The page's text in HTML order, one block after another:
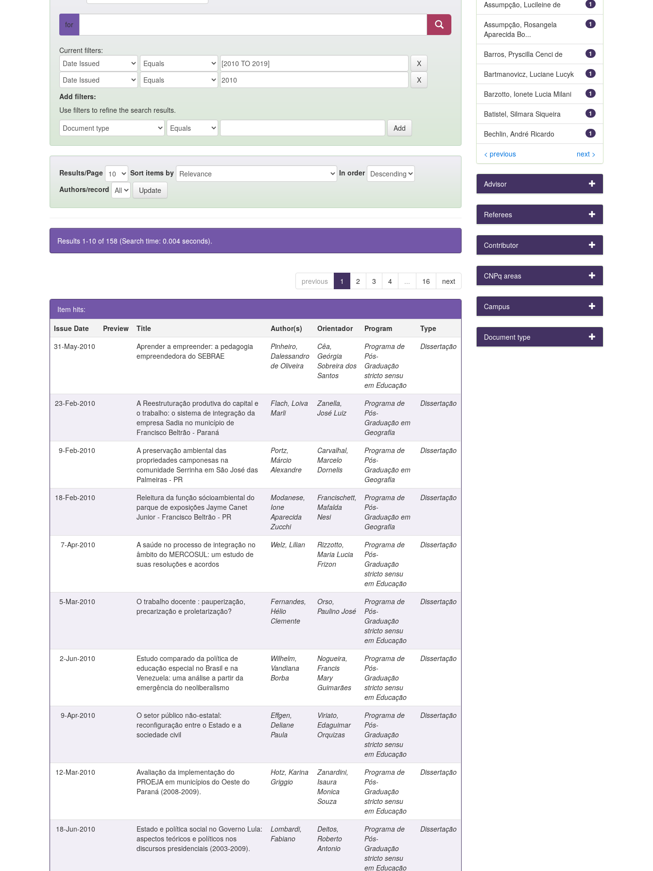
for
Current filters:
Add filters:
Use filters to refine the search results.
Results/Page Sort items by
In order
Authors/record
Results 1-10 of 158 (Search time: 0.004 seconds).
previous 1 2 3 4 ... 16 next
Item hits:
Issue Date
Preview Title Author(s) Orientador Program
Type
31-May-2010
Aprender a empreender: a pedagogia
empreendedora do SEBRAE
Pinheiro,
Dalessandro
de Oliveira
Cêa,
Geórgia
Sobreira dos
Santos
Programa de
Pós-
Graduação
stricto sensu
em Educação
Dissertação
23-Feb-2010
A Reestruturação produtiva do capital e
o trabalho: o sistema de integração da
empresa Sadia no município de
Francisco Beltrão - Paraná
Flach, Loiva
Marli
Zanella,
José Luiz
Programa de
Pós-
Graduação em
Geografia
Dissertação
9-Feb-2010
A preservação ambiental das
propriedades camponesas na
comunidade Serrinha em São José das
Palmeiras - PR
Portz,
Márcio
Alexandre
Carvalhal,
Marcelo
Dornelis
Programa de
Pós-
Graduação em
Geografia
Dissertação
18-Feb-2010
Releitura da função sócioambiental do
parque de exposições Jayme Canet
Junior - Francisco Beltrão - PR
Modanese,
Ione
Aparecida
Zucchi
Francischett,
Mafalda
Nesi
Programa de
Pós-
Graduação em
Geografia
Dissertação
7-Apr-2010
A saúde no processo de integração no
âmbito do MERCOSUL: um estudo de
suas resoluções e acordos
Welz, Lilian
Rizzotto,
Maria Lucia
Frizon
Programa de
Pós-
Graduação
stricto sensu
em Educação
Dissertação
5-Mar-2010
O trabalho docente : pauperização,
precarização e proletarização?
Fernandes,
Hélio
Clemente
Orso,
Paulino José
Programa de
Pós-
Graduação
stricto sensu
em Educação
Dissertação
2-Jun-2010
Estudo comparado da política de
educação especial no Brasil e na
Venezuela: uma análise a partir da
emergência do neoliberalismo
Wilhelm,
Vandiana
Borba
Nogueira,
Francis
Mary
Guimarães
Programa de
Pós-
Graduação
stricto sensu
em Educação
Dissertação
9-Apr-2010
O setor público não-estatal:
reconfiguração entre o Estado e a
sociedade civil
Effgen,
Deliane
Paula
Viriato,
Edaguimar
Orquizas
Programa de
Pós-
Graduação
stricto sensu
em Educação
Dissertação
12-Mar-2010
Avaliação da implementação do
PROEJA em municípios do Oeste do
Paraná (2008-2009).
Hotz, Karina
Griggio
Zanardini,
Isaura
Monica
Souza
Programa de
Pós-
Graduação
stricto sensu
em Educação
Dissertação
18-Jun-2010
Estado e política social no Governo Lula:
aspectos teóricos e políticos nos
discursos presidenciais (2003-2009).
Lombardi,
Fabiano
Deitos,
Roberto
Antonio
Programa de
Pós-
Graduação
stricto sensu
em Educação
Dissertação
1
Assumpção, Lucileine de
1
Assumpção, Rosangela
Aparecida Bo...
1
Barros, Pryscilla Cenci de
1
Bartmanovicz, Luciane Lucyk
1
Barzotto, Ionete Lucia Milani
1
Batistel, Silmara Siqueira
1
Bechlin, André Ricardo
< previous next >
Advisor
Referees
Contributor
CNPq areas
Campus
Document type